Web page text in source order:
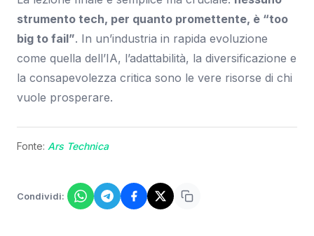
strumento tech, per quanto promettente, è “too
big to fail”. In un’industria in rapida evoluzione
come quella dell’IA, l’adattabilità, la diversificazione e
la consapevolezza critica sono le vere risorse di chi
vuole prosperare.
Fonte: Ars Technica
Condividi: